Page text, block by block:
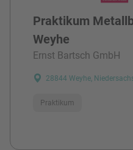
Praktikum
Weyhe
Ernst Bartsch GmbH
28844 Weyhe,
Praktikum